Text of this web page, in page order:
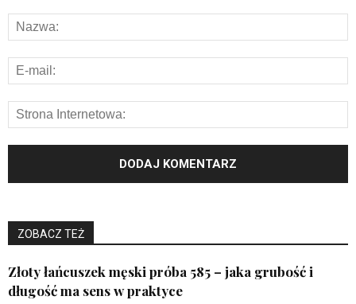
ZOBACZ TEŻ
Złoty łańcuszek męski próba 585 – jaka grubość i
długość ma sens w praktyce